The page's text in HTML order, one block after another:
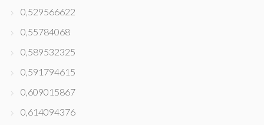
0,529566622
0,55784068
0,589532325
0,591794615
0,609015867
0,614094376